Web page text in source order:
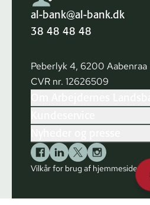
al-bank@al-bank.dk
38 48 48 48
Peberlyk 4, 6200 Aabenraa
CVR nr. 12626509
Vilkår for brug af hjemmesiden